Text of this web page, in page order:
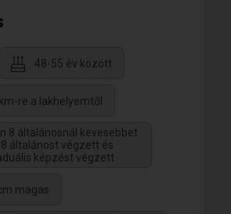
48-55 év között
re a lakhelyemtől
8 általánosnál kevesebbet
általánost végzett és
képzést végzett
magas